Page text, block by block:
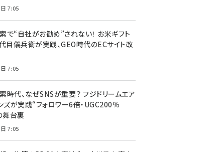
7:05
で“自社がお勧め”されない！ お米ギフト
目儀兵衛が実践、GEO時代のECサイト改
7:05
時代、なぜSNSが重要？ フジドリームエア
ズが実践“フォロワー6倍・UGC200％
舞台裏
7:05